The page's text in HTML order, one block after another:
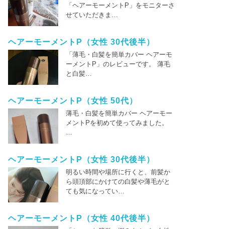
「ヘアーモーメントP」をモニターさ
せていただきま…
ヘアーモーメントP（女性 30代後半）
「薄毛・白髪を簡単カバー ヘアーモ
ーメントP」のレビューです。 薄毛
と白髪…
ヘアーモーメントP（女性 50代）
薄毛・白髪を簡単カバー ヘアーモー
メントPを初めて使ってみました。
ヘアーモーメントP（女性 30代後半）
明るい時間や場所に行くと、前髪か
ら頭頂部にかけての白髪や薄毛がと
ても気になってい…
ヘアーモーメントP（女性 40代後半）